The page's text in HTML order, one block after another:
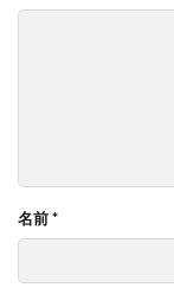
名前*